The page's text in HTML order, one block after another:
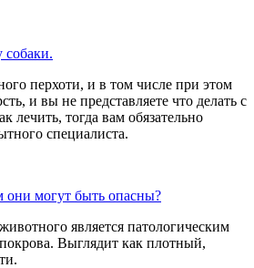
собаки.
перхоти, и в том числе при этом
и вы не представляете что делать с
лечить, тогда вам обязательно
специалиста.
они могут быть опасны?
является патологическим
Выглядит как плотный,